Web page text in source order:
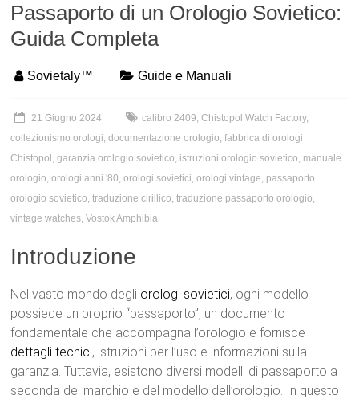
Passaporto di un Orologio Sovietico:
Guida Completa
Sovietaly™ Guide e Manuali
21 Giugno 2024 calibro 2409,Chistopol Watch Factory,
collezionismo orologi,documentazione orologio,fabbrica di orologi
Chistopol ,garanzia orologio sovietico, istruzioni orologio sovietico, manuale
orologio,orologi anni '80,orologi sovietici,orologi vintage, passaporto
orologio sovietico,traduzione cirillico,traduzione passaporto orologio,
vintage watches,Vostok Amphibia
Introduzione
Nel vasto mondo degli orologi sovietici, ogni modello
possiede un proprio “passaporto”, un documento
fondamentale che accompagna l’orologio e fornisce
dettagli tecnici, istruzioni per l’uso e informazioni sulla
garanzia. Tuttavia, esistono diversi modelli di passaporto a
seconda del marchio e del modello dell’orologio. In questo